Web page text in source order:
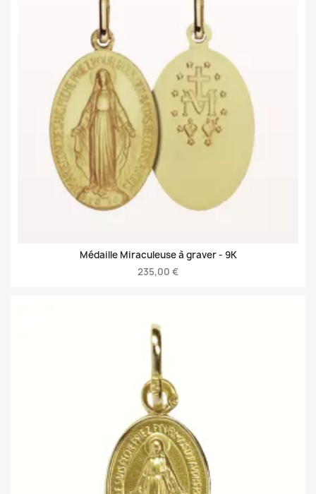
Médaille Miraculeuse à graver - 9K
235,00 €